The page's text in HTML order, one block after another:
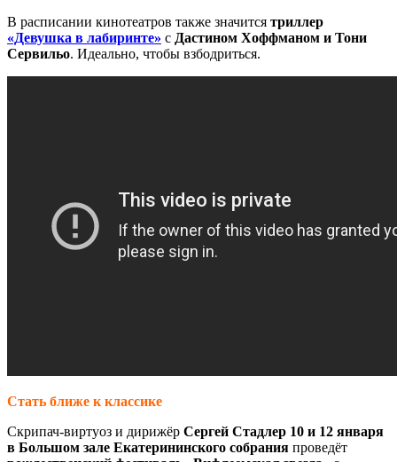
В расписании кинотеатров также значится триллер
«Девушка в лабиринте» с Дастином Хоффманом и Тони
Сервильо. Идеально, чтобы взбодриться.
Стать ближе к классике
Скрипач-виртуоз и дирижёр Сергей Стадлер 10 и 12 января
в Большом зале Екатерининского собрания проведёт